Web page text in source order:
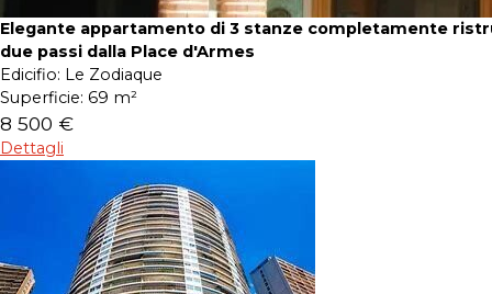
Elegante appartamento di 3 stanze completamente
due passi dalla Place d'Armes
Edicifio: Le Zodiaque
Superficie: 69 m²
8 500 €
Dettagli